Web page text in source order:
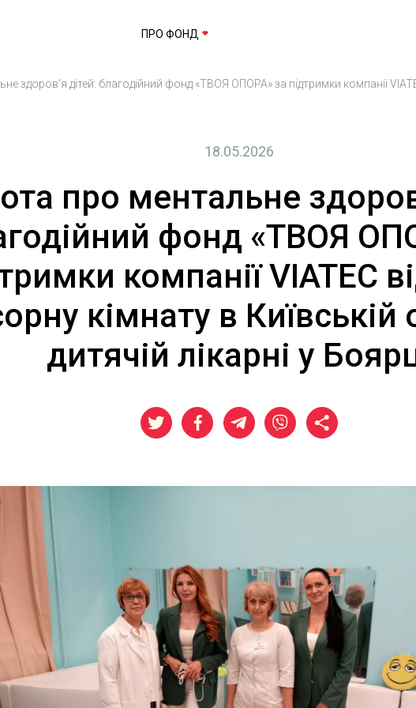
ПРО ФОНД
здоров’я дітей: благодійний фонд «ТВОЯ ОПОРА» за підтримки компанії
18.05.2026
про ментальне
фонд «ТВОЯ
компанії VIATEC
кімнату в Київській
дитячій лікарні у